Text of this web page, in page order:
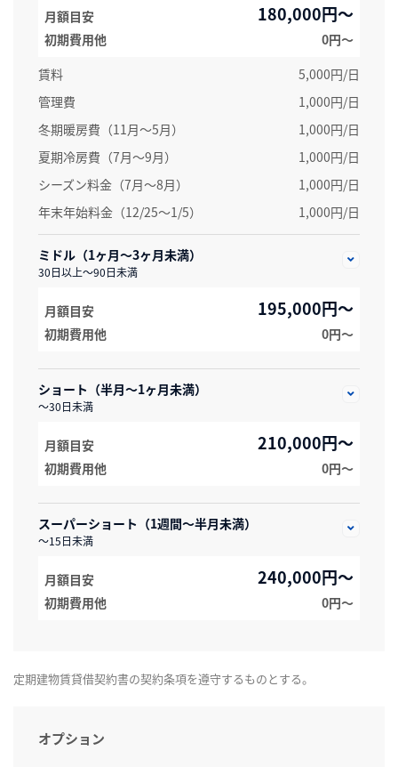
月額目安 180,000円～
初期費用他
0円〜
賃料
5,000円/日
管理費
1,000円/日
冬期暖房費（11月～5月）
1,000円/日
夏期冷房費（7月〜9月）
1,000円/日
シーズン料金（7月～8月）
1,000円/日
年末年始料金（12/25～1/5）
1,000円/日
ミドル（1ヶ月～3ヶ月未満）
30日以上～90日未満
月額目安 195,000円～
初期費用他 0円〜
ショート（半月～1ヶ月未満）
～30日未満
月額目安 210,000円～
初期費用他 0円〜
スーパーショート（1週間～半月未満）
～15日未満
月額目安 240,000円～
初期費用他 0円〜
定期建物賃貸借契約書の契約条項を遵守するものとする。
オプション